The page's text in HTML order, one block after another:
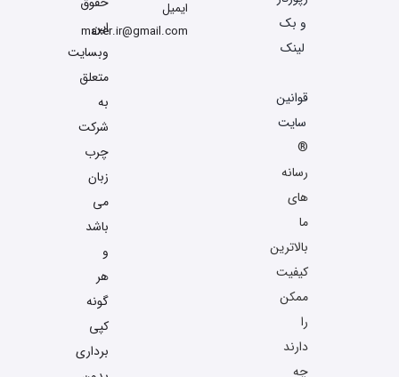
و بک
لینک
قوانین
سایت
®
رسانه
های
ما
بالاترین
کیفیت
ممکن
را
دارند
چه
ایمیل
maxer.ir@gmail.com
این
وبسایت
متعلق
به
شرکت
چرب
زبان
می
باشد
و
هر
گونه
کپی
برداری